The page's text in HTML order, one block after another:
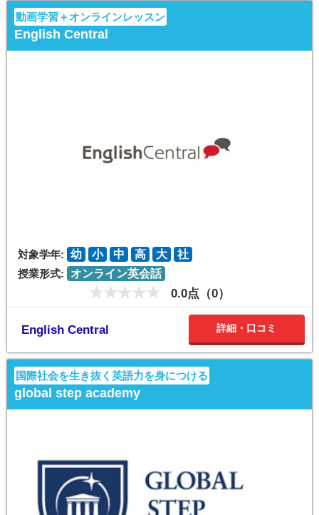
動画学習＋オンラインレッスン
English Central
対象学年: 幼 小 中 高 大
社
授業形式:
オンライン英会話
0.0点（0）
English Central 詳細・口コミ
国際社会を生き抜く英語力を身につける
global step academy